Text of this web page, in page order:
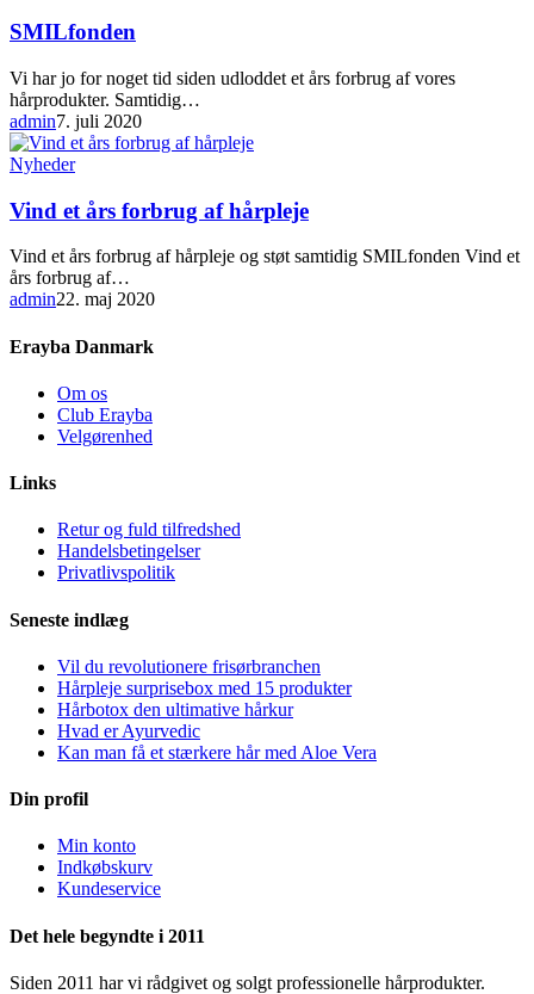
SMILfonden
Vi har jo for noget tid siden udloddet et års forbrug af vores
hårprodukter. Samtidig…
admin7. juli 2020
Vind
års
forbrug
af
hårpleje
Nyheder
Vind et års forbrug af hårpleje
Vind et års forbrug af hårpleje og støt samtidig SMILfonden Vind et
års forbrug af…
admin22. maj 2020
Erayba Danmark
Om os
Club Erayba
Velgørenhed
Links
Retur og fuld tilfredshed
Handelsbetingelser
Privatlivspolitik
Seneste indlæg
Vil du revolutionere frisørbranchen
Hårpleje surprisebox med 15 produkter
Hårbotox den ultimative hårkur
Hvad er Ayurvedic
Kan man få et stærkere hår med Aloe Vera
Din profil
Min konto
Indkøbskurv
Kundeservice
Det hele begyndte i 2011
Siden 2011 har vi rådgivet og solgt professionelle hårprodukter.